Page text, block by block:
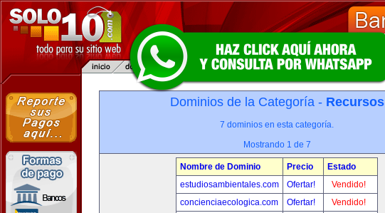
Dominios de la Categoría - Recursos
7 dominios en esta categoría.
Mostrando 1 de 7
Nombre de Dominio Precio
Estado
estudiosambientales.com
Ofertar!
Vendido!
concienciaecologica.com
Ofertar!
Vendido!